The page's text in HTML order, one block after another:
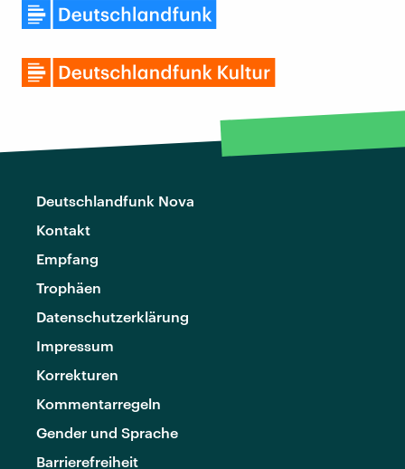
Deutschlandfunk Nova
Kontakt
Empfang
Trophäen
Datenschutzerklärung
Impressum
Korrekturen
Kommentarregeln
Gender und Sprache
Barrierefreiheit